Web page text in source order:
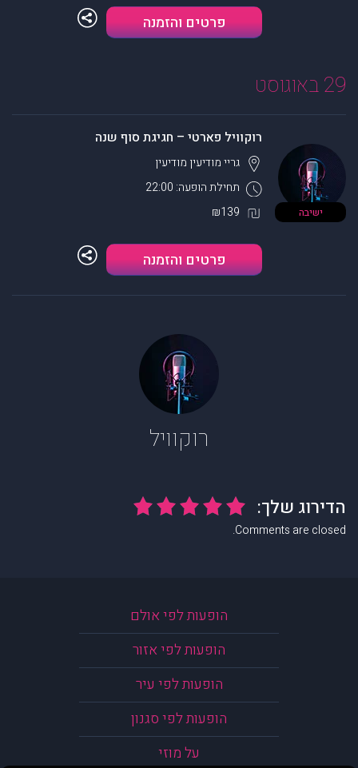
פרטים והזמנה
29 באוגוסט
ישיבה
רוקוויל פארטי – חגיגת סוף שנה
תחילת הופעה: 22:00
גריי מודיעין מודיעין
₪139
פרטים והזמנה
רוקוויל
Comments are closed.
הופעות לפי אולם
הופעות לפי אזור
הופעות לפי עיר
הופעות לפי סגנון
על מוזי